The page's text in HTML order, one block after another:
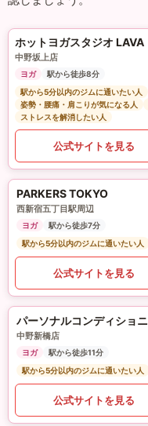
ホットヨガスタジオ LAVA
中野坂上店
ヨガ
駅から徒歩8分
駅から5分以内のジムに通いたい人
姿勢・腰痛・肩こりが気になる人
ストレスを解消したい人
公式サイトを見る
PARKERS TOKYO
西新宿五丁目駅周辺
ヨガ
駅から徒歩7分
駅から5分以内のジムに通いたい人
公式サイトを見る
中野新橋店
ヨガ
駅から徒歩11分
駅から5分以内のジムに通いたい人
公式サイトを見る